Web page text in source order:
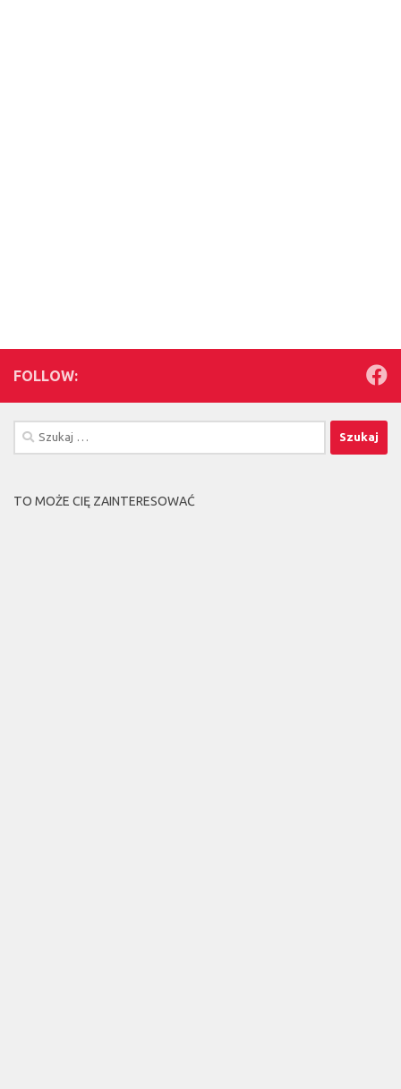
FOLLOW:
Szukaj:
TO MOŻE CIĘ ZAINTERESOWAĆ